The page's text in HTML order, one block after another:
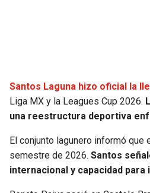
Santos Laguna hizo oficial la
Liga MX y la Leagues Cup 2026.
una reestructura deportiva
El conjunto lagunero informó
semestre de 2026. Santos
internacional y capacidad